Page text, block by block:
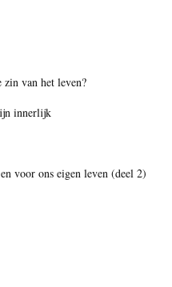
zin van het leven?
innerlijk
voor ons eigen leven (deel 2)